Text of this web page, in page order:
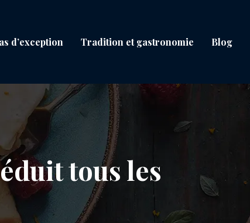
d’exception Tradition et gastronomie Blog
tous les